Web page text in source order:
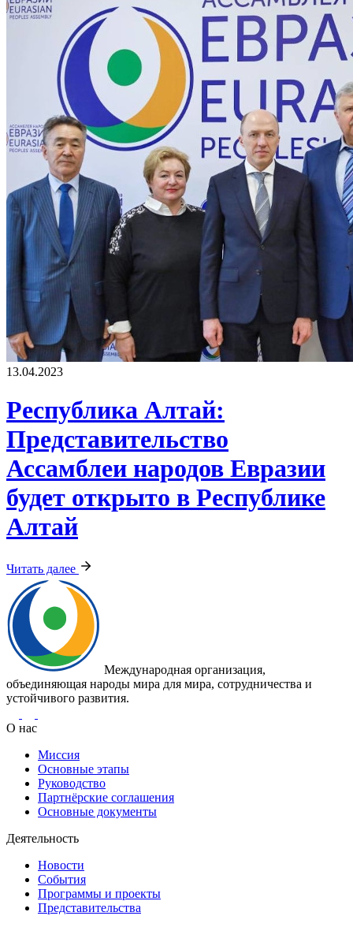
13.04.2023
Республика Алтай:
Представительство
Ассамблеи народов Евразии
будет открыто в Республике
Алтай
Читать далее
Международная организация,
объединяющая народы мира для мира, сотрудничества и
устойчивого развития.
О нас
Миссия
Основные этапы
Руководство
Партнёрские соглашения
Основные документы
Деятельность
Новости
События
Программы и проекты
Представительства